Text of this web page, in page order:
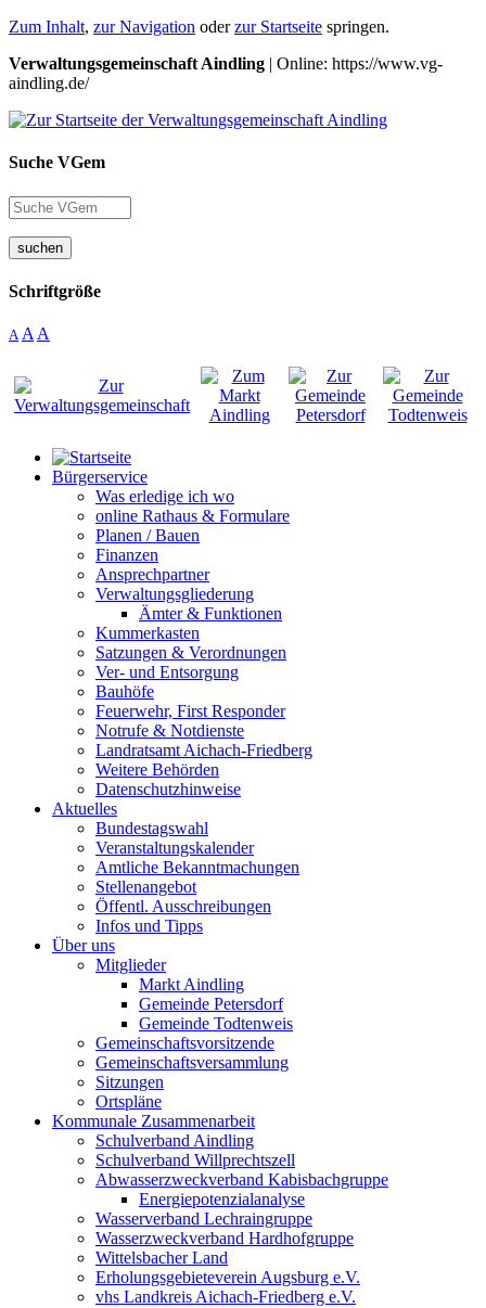
Zum Inhalt, zur Navigation oderzur Startseite springen.
Verwaltungsgemeinschaft Aindling | Online: https://www.vg-
aindling.de/
Suche VGem
suchen
Schriftgröße
A A A
Bürgerservice
Was erledige ich wo
online Rathaus & Formulare
Planen / Bauen
Finanzen
Ansprechpartner
Verwaltungsgliederung
Ämter & Funktionen
Kummerkasten
Satzungen & Verordnungen
Ver- und Entsorgung
Bauhöfe
Feuerwehr, First Responder
Notrufe & Notdienste
Landratsamt Aichach-Friedberg
Weitere Behörden
Datenschutzhinweise
Aktuelles
Bundestagswahl
Veranstaltungskalender
Amtliche Bekanntmachungen
Stellenangebot
Öffentl. Ausschreibungen
Infos und Tipps
Über uns
Mitglieder
Markt Aindling
Gemeinde Petersdorf
Gemeinde Todtenweis
Gemeinschaftsvorsitzende
Gemeinschaftsversammlung
Sitzungen
Ortspläne
Kommunale Zusammenarbeit
Schulverband Aindling
Schulverband Willprechtszell
Abwasserzweckverband Kabisbachgruppe
Energiepotenzialanalyse
Wasserverband Lechraingruppe
Wasserzweckverband Hardhofgruppe
Wittelsbacher Land
Erholungsgebieteverein Augsburg e.V.
vhs Landkreis Aichach-Friedberg e.V.